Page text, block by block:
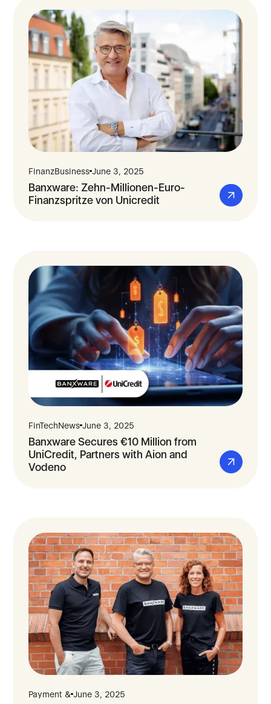
FinanzBusinessJune 3, 2025
Banxware: Zehn-Millionen-Euro-
Finanzspritze von Unicredit
FinTechNewsJune 3, 2025
Banxware Secures €10 Million from
UniCredit, Partners with Aion and
Vodeno
Payment &June 3, 2025